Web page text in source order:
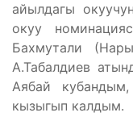
айылдагы
окуу
Бахмутали
А.Табалдиев
Аябай
кызыгып калдым.